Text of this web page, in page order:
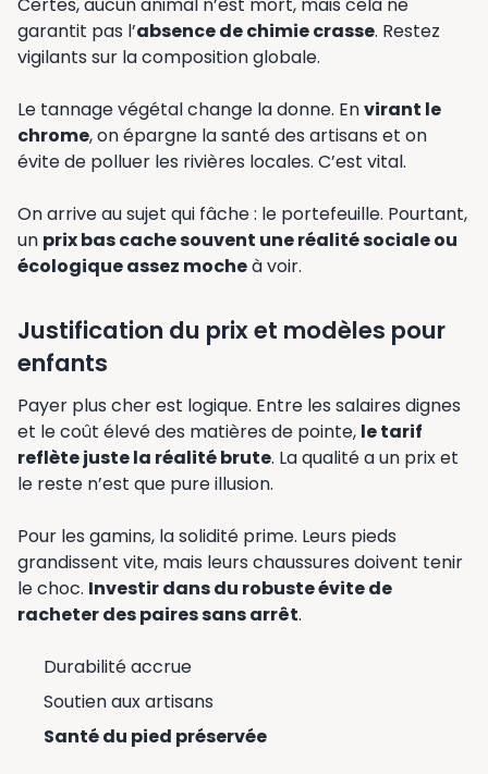
Certes, aucun animal n’est mort, mais cela ne
garantit pas l’absence de chimie crasse. Restez
vigilants sur la composition globale.
Le tannage végétal change la donne. Envirant le
chrome, on épargne la santé des artisans et on
évite de polluer les rivières locales. C’est vital.
On arrive au sujet qui fâche : le portefeuille. Pourtant,
un prix bas cache souvent une réalité sociale ou
écologique assez mocheà voir.
Justification du prix et modèles pour
enfants
Payer plus cher est logique. Entre les salaires dignes
et le coût élevé des matières de pointe, le tarif
reflète juste la réalité brute. La qualité a un prix et
le reste n’est que pure illusion.
Pour les gamins, la solidité prime. Leurs pieds
grandissent vite, mais leurs chaussures doivent tenir
le choc. Investir dans du robuste évite de
racheter des paires sans arrêt.
Durabilité accrue
Soutien aux artisans
Santé du pied préservée